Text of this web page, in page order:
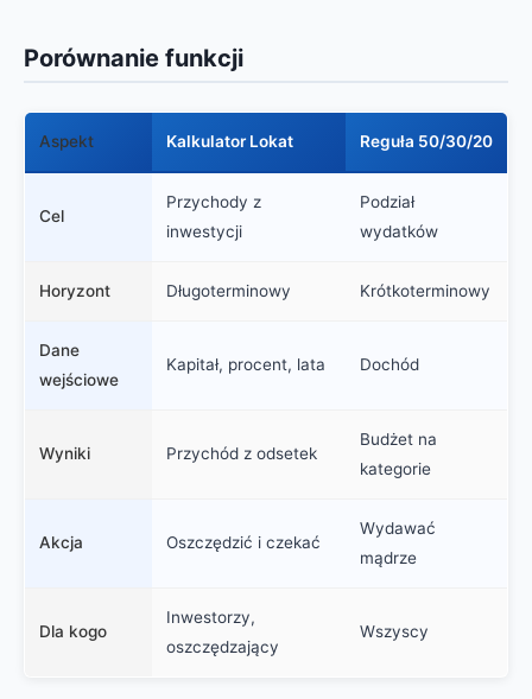
Porównanie funkcji
Aspekt Kalkulator Lokat Reguła 50/30/20
Cel
Przychody z
inwestycji
Podział
wydatków
Horyzont Długoterminowy Krótkoterminowy
Dane
wejściowe
Kapitał, procent, lata Dochód
Wyniki Przychód z odsetek
Budżet na
kategorie
Akcja Oszczędzić i czekać
Wydawać
mądrze
Dla kogo
Inwestorzy,
oszczędzający
Wszyscy